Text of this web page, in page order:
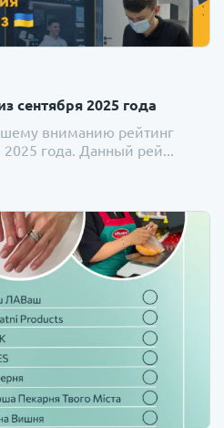
сентября 2025 года
вниманию рейтинг
года. Данный рей...